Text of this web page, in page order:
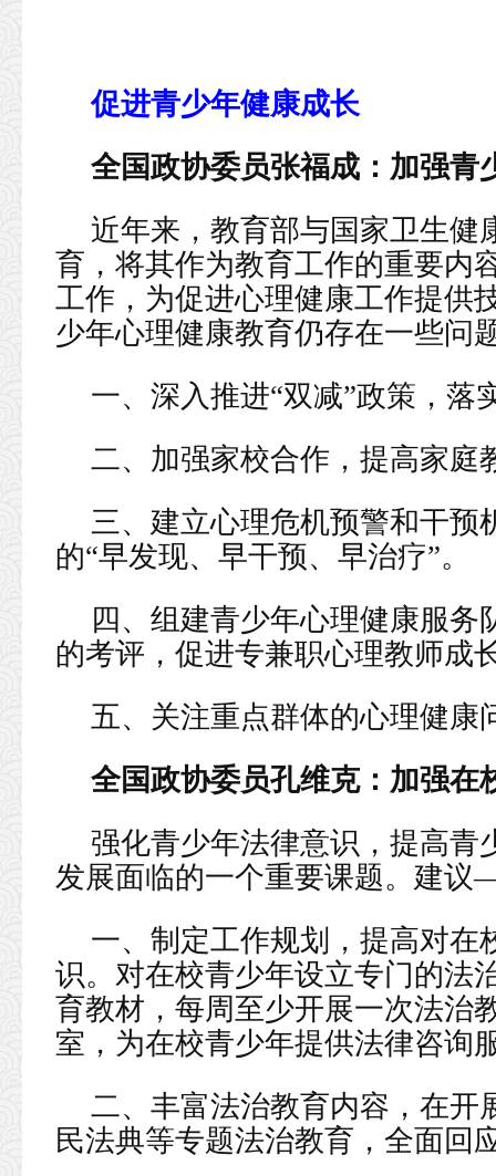
促进青少年健康成长
全国政协委员张福成：加强青
近年来，教育部与国家卫生健
育，将其作为教育工作的重要内
工作，为促进心理健康工作提供
少年心理健康教育仍存在一些问
一、深入推进“双减”政策，落
二、加强家校合作，提高家庭
三、建立心理危机预警和干预
的“早发现、早干预、早治疗”。
四、组建青少年心理健康服
的考评，促进专兼职心理教师成
五、关注重点群体的心理健康
全国政协委员孔维克：加强在
强化青少年法律意识，提高青
发展面临的一个重要课题。建议
一、制定工作规划，提高对在
识。对在校青少年设立专门的法
育教材，每周至少开展一次法治
室，为在校青少年提供法律咨询
二、丰富法治教育内容，在开
民法典等专题法治教育，全面回